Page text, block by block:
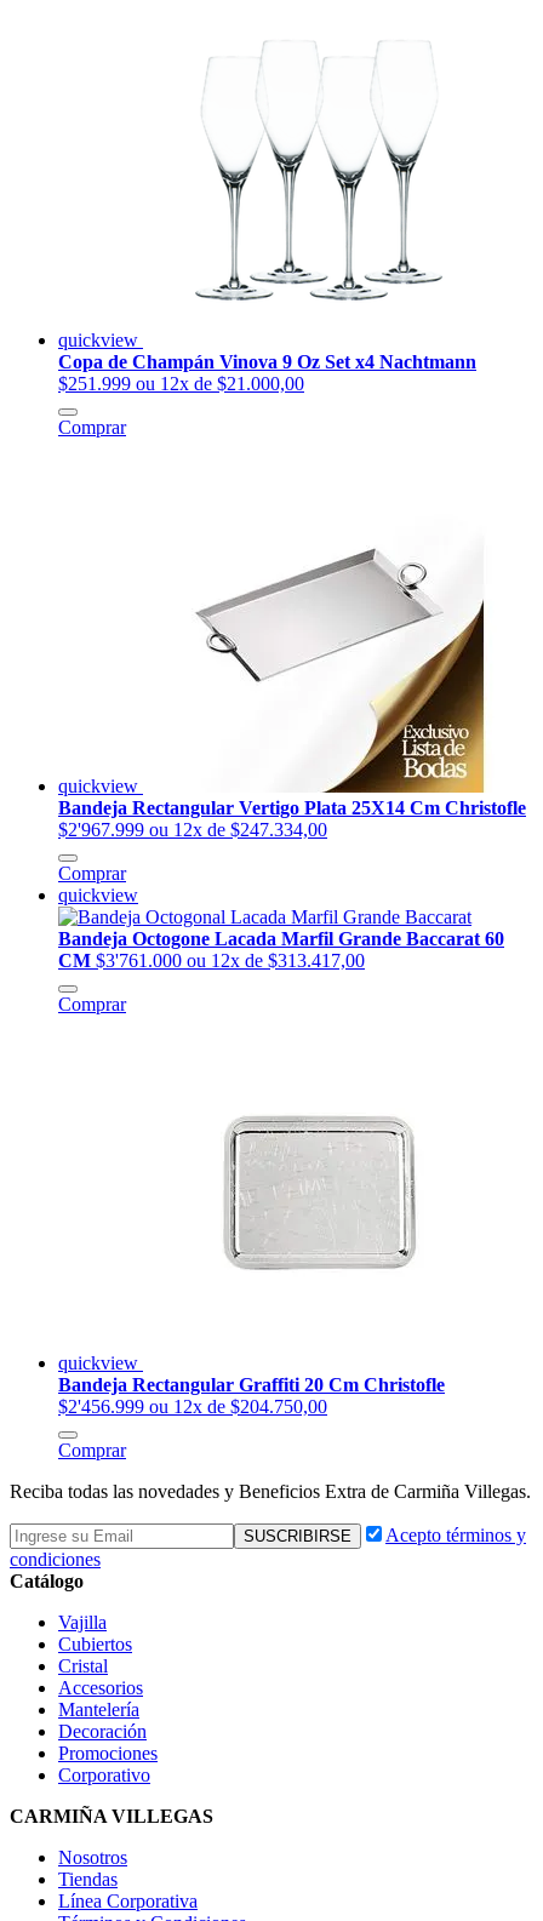
quickview
Copa de Champán Vinova 9 Oz Set x4 Nachtmann
$251.999 ou 12x de $21.000,00
Comprar
quickview
Bandeja Rectangular Vertigo Plata 25X14 Cm Christofle
$2'967.999 ou 12x de $247.334,00
Comprar
quickview
Bandeja Octogone Lacada Marfil Grande Baccarat 60
CM $3'761.000 ou 12x de $313.417,00
Comprar
quickview
Bandeja Rectangular Graffiti 20 Cm Christofle
$2'456.999 ou 12x de $204.750,00
Comprar
Reciba todas las novedades y Beneficios Extra de Carmiña Villegas.
Acepto términos y
condiciones
Catálogo
Vajilla
Cubiertos
Cristal
Accesorios
Mantelería
Decoración
Promociones
Corporativo
CARMIÑA VILLEGAS
Nosotros
Tiendas
Línea Corporativa